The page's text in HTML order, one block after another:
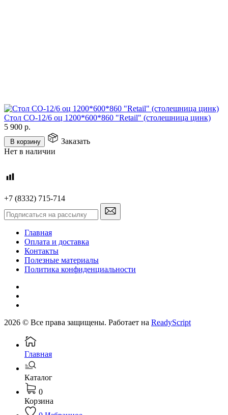
Стол СО-12/6 оц 1200*600*860 "Retail" (столешница цинк)
5 900 р.
В корзину
Заказать
Нет в наличии
+7 (8332) 715-714
Главная
Оплата и доставка
Контакты
Полезные материалы
Политика конфиденциальности
2026 © Все права защищены. Работает на ReadyScript
Главная
Каталог
0
Корзина